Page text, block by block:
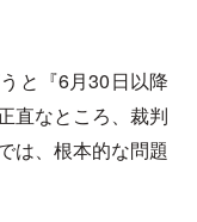
と『6月30日以降
直なところ、裁判
は、根本的な問題